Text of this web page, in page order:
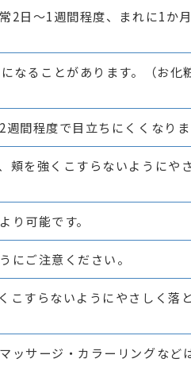
2日～1週間程度、まれに1か
なることがあります。（お化
間程度で目立ちにくくなりま
頬を強くこすらないようにや
り可能です。
にご注意ください。
こすらないようにやさしく落
ッサージ・カラーリングなど